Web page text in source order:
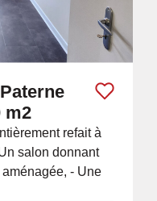
m2
refait à
salon donnant
- Une